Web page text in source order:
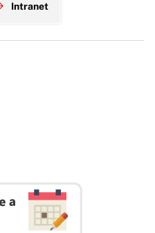
Intranet